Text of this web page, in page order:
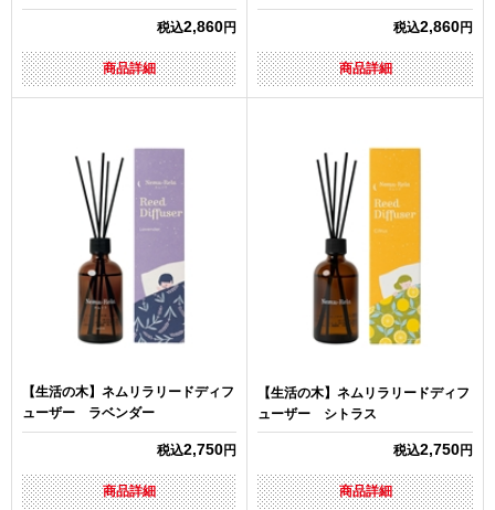
税込2,860円
商品詳細
税込2,860円
商品詳細
【生活の木】ネムリラリードディフ
ューザー ラベンダー
税込2,750円
商品詳細
【生活の木】ネムリラリードディフ
ューザー シトラス
税込2,750円
商品詳細